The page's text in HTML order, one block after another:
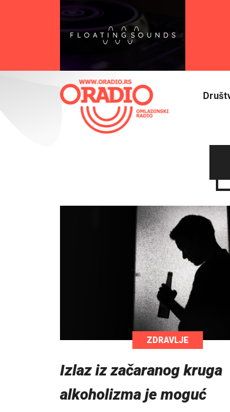
ZDRAVLJE
Izlaz iz začaranog kruga
alkoholizma je moguć